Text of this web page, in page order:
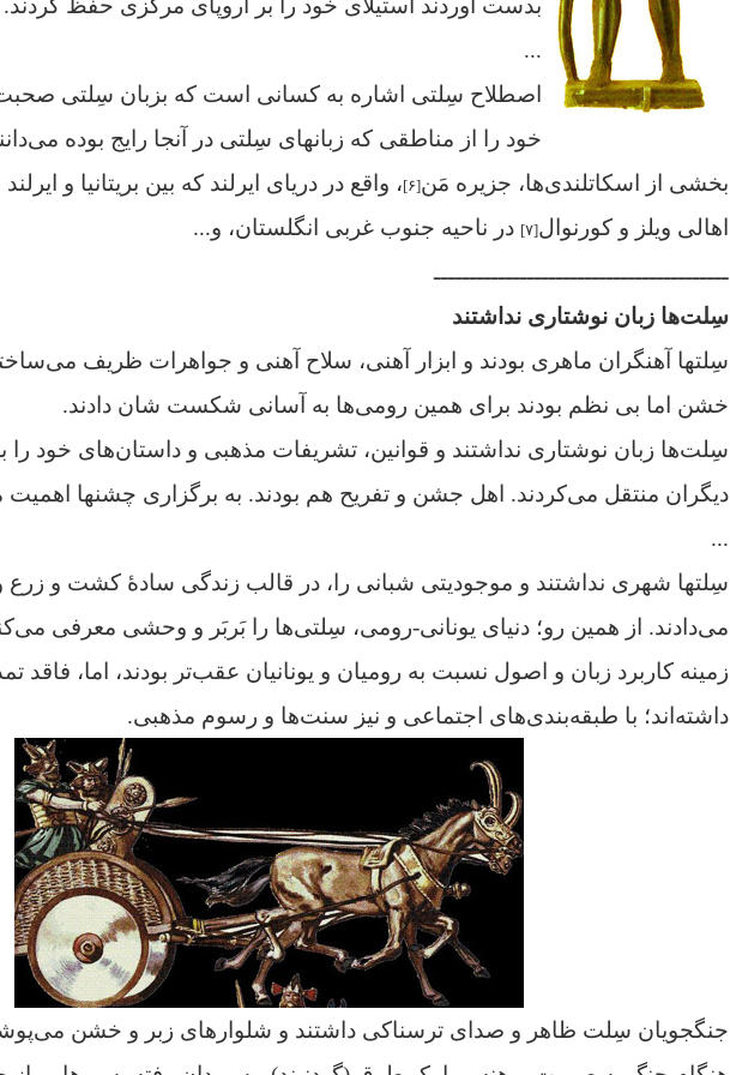
بدست آوردند استیلای خود را بر اروپای مرکزی حفظ کردند.
...
اصطلاح سِلتی اشاره به کسانی است که بزبان سِلتی صحبت
خود را از مناطقی که زبانهای سِلتی در آنجا رایج بوده
بخشی از اسکاتلندی‌ها، جزیره مَن[۶]
، واقع در دریای ایرلند که بین بریتانیا و
اهالی ویلز و کورنوال[۷]
در ناحیه جنوب غربی انگلستان، و...
ـــــــــــــــــــــــــــــــــــــــــ
سِلت‌ها زبان نوشتاری نداشتند
سِلتها آهنگران ماهری بودند و ابزار آهنی، سلاح آهنی و جواهرات ظریف
خشن اما بی نظم بودند برای همین رومی‌ها به آسانی شکست شان دادند.
سِلت‌ها زبان نوشتاری نداشتند و قوانین، تشریفات مذهبی و داستان‌های خود
دیگران منتقل می‌کردند. اهل جشن و تفریح هم بودند. به برگزاری چشنها اهمیت
...
سِلتها شهری نداشتند و موجودیتی شبانی را، در قالب زندگی سادهٔ کشت و زرع
می‌دادند. از همین رو؛ دنیای یونانی-رومی، سِلتی‌ها را بَربَر و وحشی معرفی
زمینه کاربرد زبان و اصول نسبت به رومیان و یونانیان عقب‌تر بودند، اما، فاقد
داشته‌اند؛ با طبقه‌بندی‌های اجتماعی و نیز سنت‌ها و رسوم مذهبی.
جنگجویان سِلت ظاهر و صدای ترسناکی داشتند و شلوارهای زبر و خشن